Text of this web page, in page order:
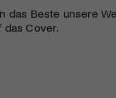
Beste unsere
das Cover.